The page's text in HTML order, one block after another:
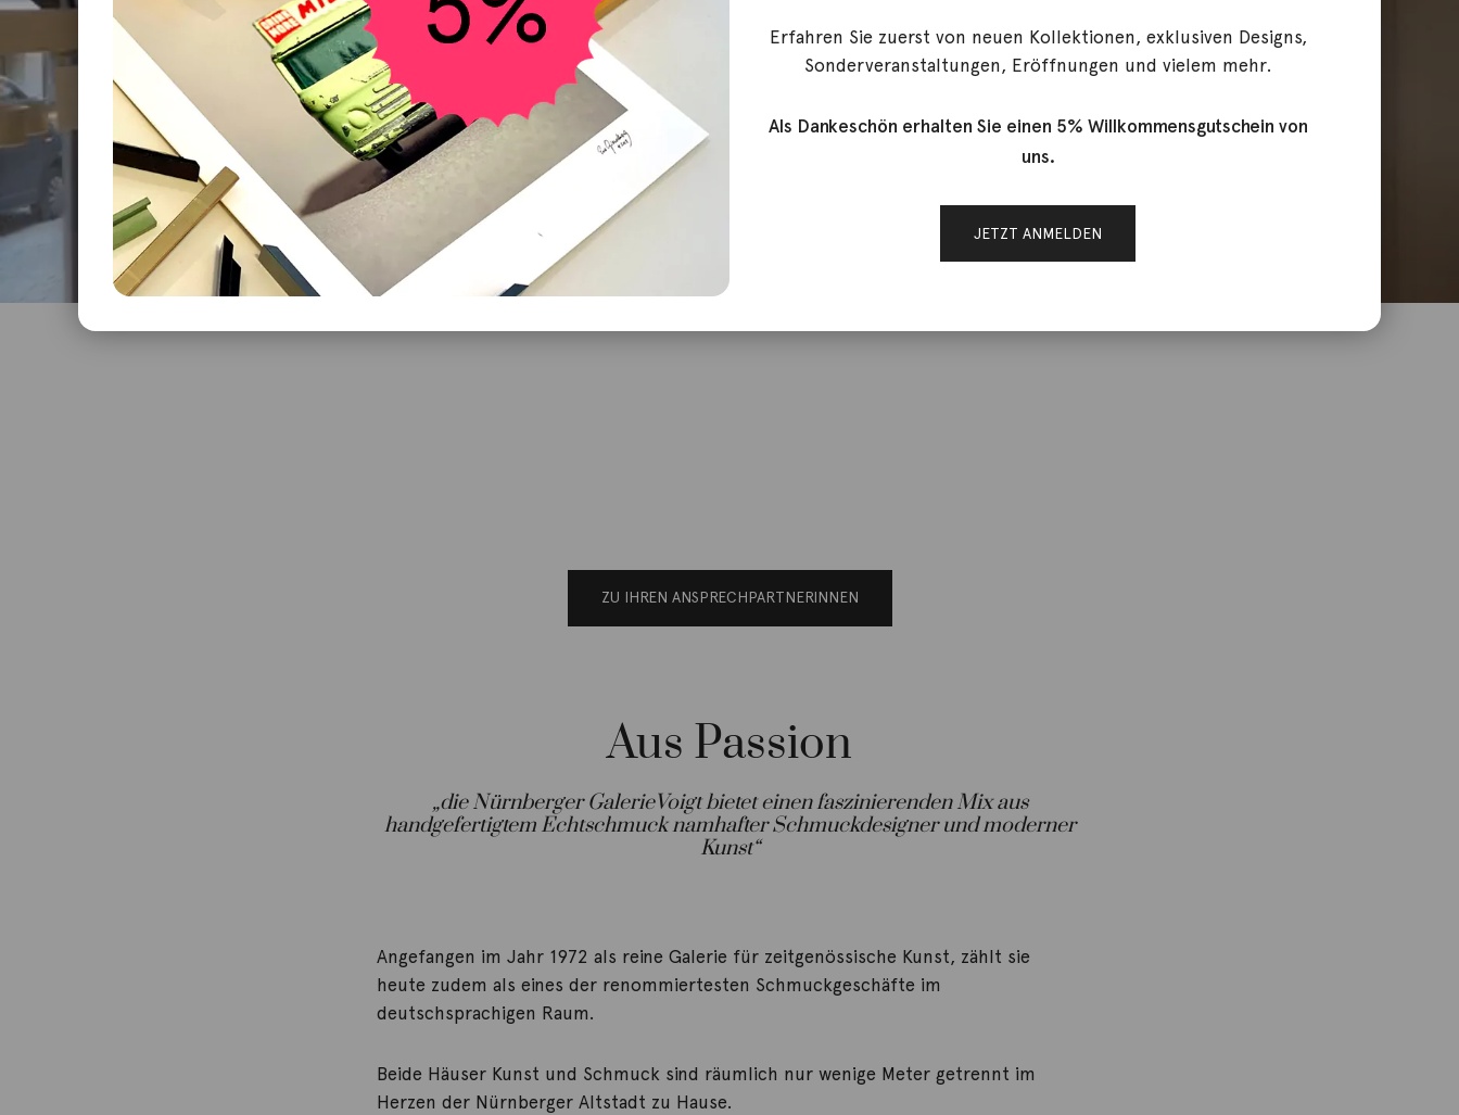
ZU IHREN ANSPRECHPARTNERINNEN
Aus Passion
„die Nürnberger GalerieVoigt bietet einen faszinierenden Mix aus
handgefertigtem Echtschmuck namhafter Schmuckdesigner und moderner
Kunst“
Angefangen im Jahr 1972 als reine Galerie für zeitgenössische Kunst, zählt sie
heute zudem als eines der renommiertesten Schmuckgeschäfte im
deutschsprachigen Raum.
Beide Häuser Kunst und Schmuck sind räumlich nur wenige Meter getrennt im
Herzen der Nürnberger Altstadt zu Hause.
Erfahren Sie zuerst von neuen Kollektionen, exklusiven Designs,
Sonderveranstaltungen, Eröffnungen und vielem mehr.
Als Dankeschön erhalten Sie einen 5% Willkommensgutschein von
uns.
JETZT ANMELDEN